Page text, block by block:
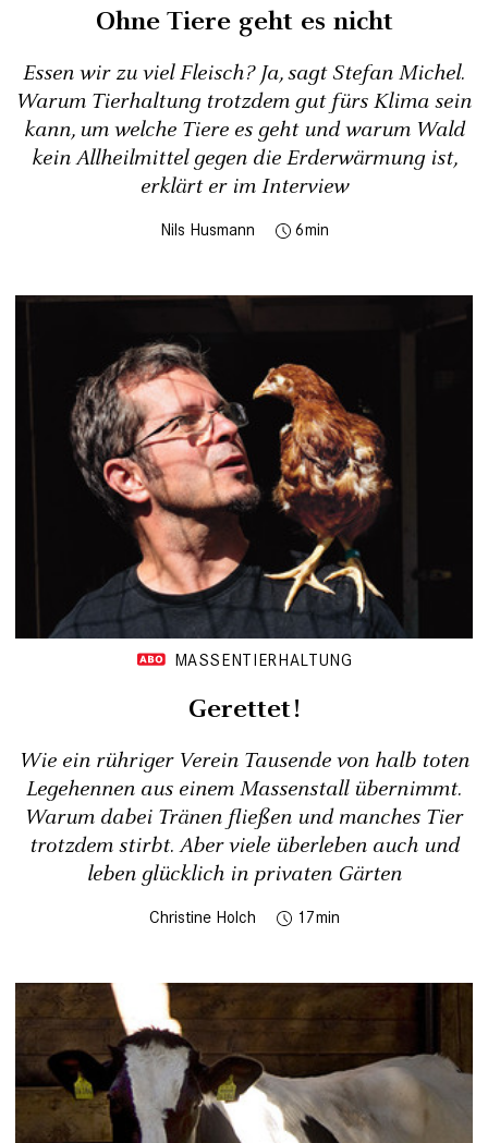
Ohne Tiere geht es nicht
Essen wir zu viel Fleisch? Ja, sagt Stefan Michel.
Warum Tierhaltung trotzdem gut fürs Klima sein
kann, um welche Tiere es geht und warum Wald
kein Allheilmittel gegen die Erderwärmung ist,
erklärt er im Interview
Nils Husmann 6
MASSENTIERHALTUNG
Gerettet!
Wie ein rühriger Verein Tausende von halb toten
Legehennen aus einem Massenstall übernimmt.
Warum dabei Tränen fließen und manches Tier
trotzdem stirbt. Aber viele überleben auch und
leben glücklich in privaten Gärten
Christine Holch 17